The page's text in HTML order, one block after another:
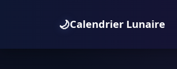
🌙Calendrier Lunaire